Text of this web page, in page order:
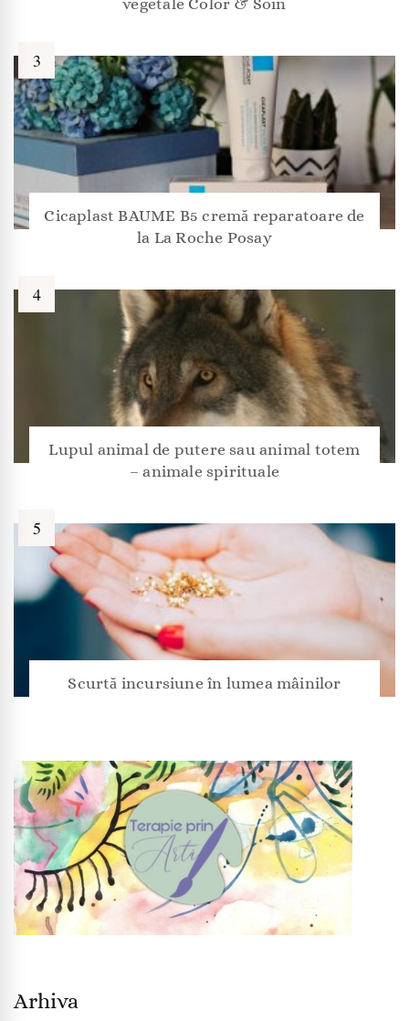
vegetale Color & Soin
Cicaplast BAUME B5 cremă reparatoare de
la La Roche Posay
Lupul animal de putere sau animal totem
– animale spirituale
Scurtă incursiune în lumea mâinilor
Arhiva